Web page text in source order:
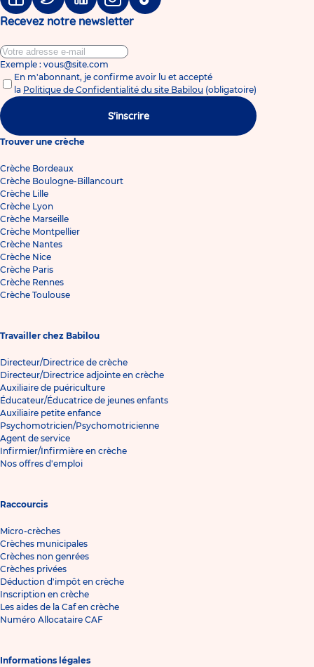
FacebookTwitter LinkedinInstagramTiktok
Recevez notre newsletter
Exemple : vous@site.com
En m'abonnant, je confirme avoir lu et accepté
la Politique de Confidentialité du site Babilou (obligatoire)
S'inscrire
Trouver une crèche
Crèche Bordeaux
Crèche Boulogne-Billancourt
Crèche Lille
Crèche Lyon
Crèche Marseille
Crèche Montpellier
Crèche Nantes
Crèche Nice
Crèche Paris
Crèche Rennes
Crèche Toulouse
Travailler chez Babilou
Directeur/Directrice de crèche
Directeur/Directrice adjointe en crèche
Auxiliaire de puériculture
Éducateur/Éducatrice de jeunes enfants
Auxiliaire petite enfance
Psychomotricien/Psychomotricienne
Agent de service
Infirmier/Infirmière en crèche
Nos offres d'emploi
Raccourcis
Micro-crèches
Crèches municipales
Crèches non genrées
Crèches privées
Déduction d'impôt en crèche
Inscription en crèche
Les aides de la Caf en crèche
Numéro Allocataire CAF
Informations légales